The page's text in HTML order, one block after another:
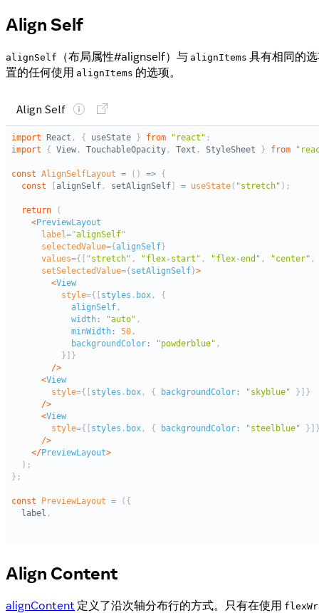
Align Self
alignSelf （布局属性#alignself）与 alignItems 具有相同的
置的任何使用 alignItems 的选项。
Align Content
alignContent 定义了沿次轴分布行的方式。只有在使用